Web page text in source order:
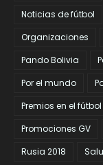
Noticias de fútbol
Organizaciones
Pando Bolivia
Por el mundo
Premios en el fútbol
Promociones GV
Rusia 2018